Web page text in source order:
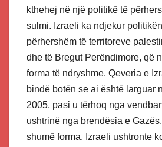
kthehej në një politikë të
sulmi. Izraeli ka ndjekur
përhershëm të territoreve
dhe të Bregut Perëndimore, që
forma të ndryshme. Qeveria e
bindë botën se ai është larguar
2005, pasi u tërhoq nga
ushtrinë nga brendësia e
shumë forma, Izraeli ushtronte